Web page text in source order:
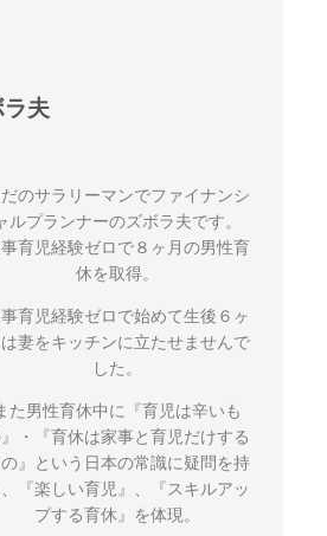
ラ夫
のサラリーマンでファイナンシ
ルプランナーのズボラ夫です。
育児経験ゼロで８ヶ月の男性育
休を取得。
育児経験ゼロで始めて生後６ヶ
は妻をキッチンに立たせませんで
した。
た男性育休中に『育児は辛いも
・『育休は家事と育児だけする
の』という日本の常識に疑問を持
『楽しい育児』、『スキルアッ
プする育休』を体現。